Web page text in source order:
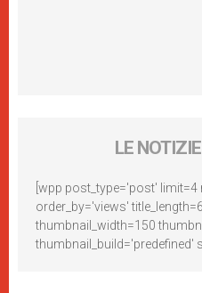
LE
[wpp post_type='post' limit=4
order_by='views'
thumbnail_width=150
thumbnail_build='predefined'